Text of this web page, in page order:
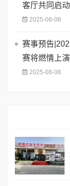
客厅共同启
2025-08-08
赛事预告
赛将燃情上演
2025-08-08